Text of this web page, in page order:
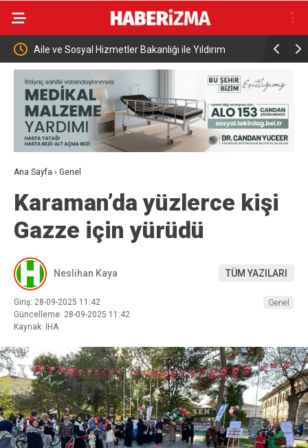
ile Yıldırım Bakan Kurum’un katılımıyla Hatay’da 8 bin
sahibinin konutu belirlendi
Ana Sayfa › Genel
Karaman’da yüzlerce kişi
Gazze için yürüdü
Neslihan Kaya TÜM YAZILARI
Giriş: 28-09-2025 11:42
Güncelleme: 28-09-2025 11:42
Kaynak: İHA
Genel